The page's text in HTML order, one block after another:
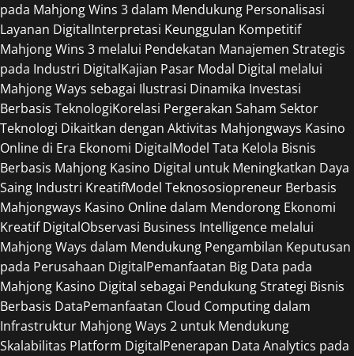
pada Mahjong Wins 3 dalam Mendukung Personalisasi
Layanan DigitalInterpretasi Keunggulan Kompetitif
Mahjong Wins 3 melalui Pendekatan Manajemen Strategis
pada Industri DigitalKajian Pasar Modal Digital melalui
Mahjong Ways sebagai Ilustrasi Dinamika Investasi
Berbasis TeknologiKorelasi Pergerakan Saham Sektor
Teknologi Dikaitkan dengan Aktivitas Mahjongways Kasino
Online di Era Ekonomi DigitalModel Tata Kelola Bisnis
Berbasis Mahjong Kasino Digital untuk Meningkatkan Daya
Saing Industri KreatifModel Teknososiopreneur Berbasis
Mahjongways Kasino Online dalam Mendorong Ekonomi
Kreatif DigitalObservasi Business Intelligence melalui
Mahjong Ways dalam Mendukung Pengambilan Keputusan
pada Perusahaan DigitalPemanfaatan Big Data pada
Mahjong Kasino Digital sebagai Pendukung Strategi Bisnis
Berbasis DataPemanfaatan Cloud Computing dalam
Infrastruktur Mahjong Ways 2 untuk Mendukung
Skalabilitas Platform DigitalPenerapan Data Analytics pada